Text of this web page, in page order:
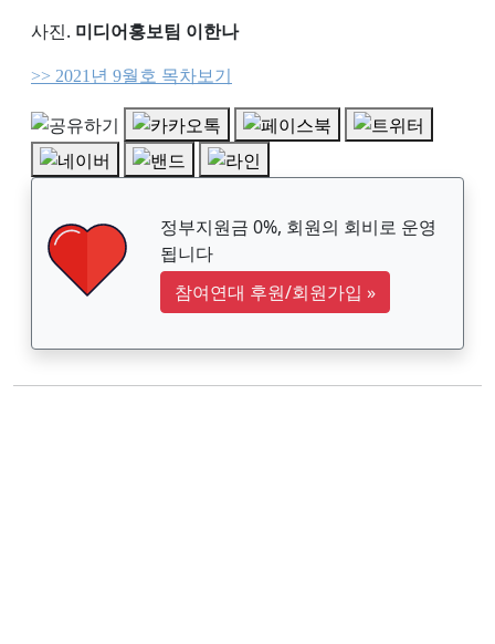
사진. 미디어홍보팀 이한나
>> 2021년 9월호 목차보기
정부지원금 0%, 회원의 회비로 운영
됩니다
참여연대 후원/회원가입 »